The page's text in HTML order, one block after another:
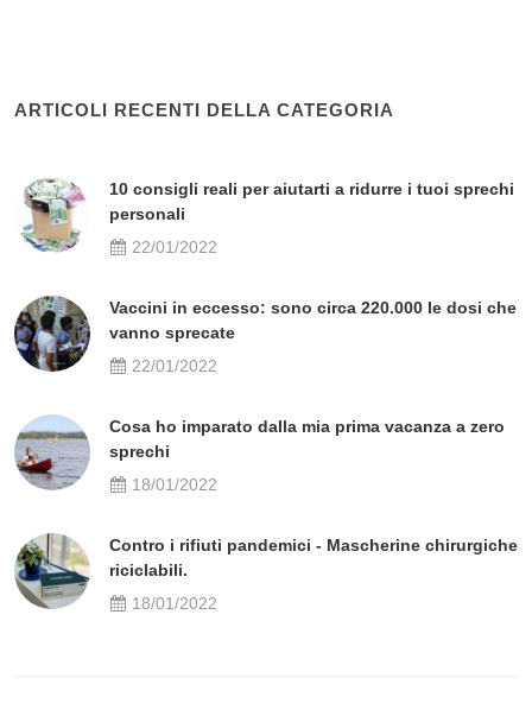
ARTICOLI RECENTI DELLA CATEGORIA
10 consigli reali per aiutarti a ridurre i tuoi sprechi
personali
22/01/2022
Vaccini in eccesso: sono circa 220.000 le dosi che
vanno sprecate
22/01/2022
Cosa ho imparato dalla mia prima vacanza a zero
sprechi
18/01/2022
Contro i rifiuti pandemici - Mascherine chirurgiche
riciclabili.
18/01/2022